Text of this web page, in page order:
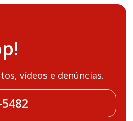
vídeos e denúncias.